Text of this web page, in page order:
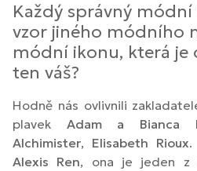
Každý správný
vzor jiného módního
módní ikonu, která je
ten váš?
Hodně nás ovlivnili
plavek Adam a Bianca
Alchimister, Elisabeth Rioux.
Alexis Ren, ona je jeden z